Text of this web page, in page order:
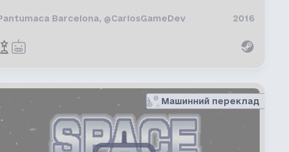
Barcelona, @CarlosGameDev 2016
Машинний переклад